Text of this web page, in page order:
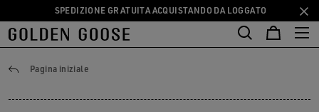
contenuto
principale
contenuto
del
piè
pagina
SPEDIZIONE GRATUITA ACQUISTANDO DA LOGGATO
Pagina iniziale
Condizioni di vendita